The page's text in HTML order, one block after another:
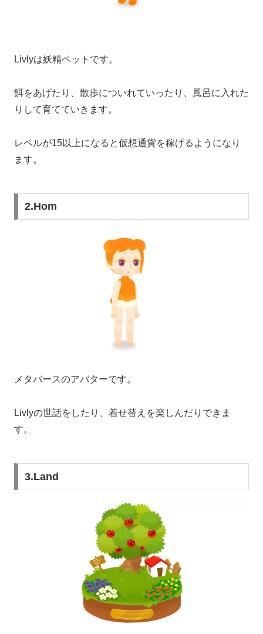
Livlyは妖精ペットです。
餌をあげたり、散歩についれていったり、風呂に入れた
りして育てていきます。
レベルが15以上になると仮想通貨を稼げるようになり
ます。
2.Hom
メタバースのアバターです。
Livlyの世話をしたり、着せ替えを楽しんだりできま
す。
3.Land